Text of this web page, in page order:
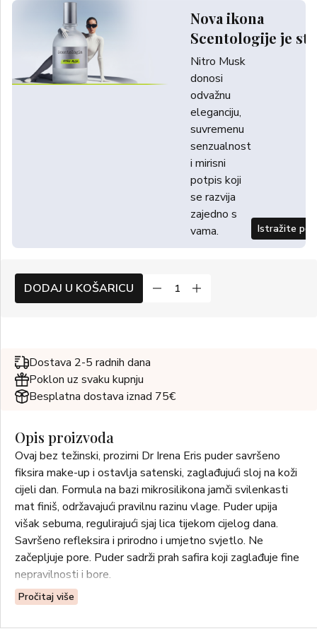
Nova ikona
Scentologije je
Nitro Musk
donosi
odvažnu
eleganciju,
suvremenu
senzualnost
i mirisni
potpis koji
se razvija
zajedno s
vama.
Istražite
DODAJ U KOŠARICU
Dostava 2-5 radnih dana
Poklon uz svaku kupnju
Besplatna dostava iznad 75€
Opis proizvoda
Ovaj bez težinski, prozirni Dr Irena Eris puder savršeno
fiksira make-up i ostavlja satenski, zaglađujući sloj na koži
cijeli dan. Formula na bazi mikrosilikona jamči svilenkasti
mat finiš, održavajući pravilnu razinu vlage. Puder upija
višak sebuma, regulirajući sjaj lica tijekom cijelog dana.
Savršeno refleksira i prirodno i umjetno svjetlo. Ne
začepljuje pore. Puder sadrži prah safira koji zaglađuje fine
nepravilnosti i bore.
Pročitaj više